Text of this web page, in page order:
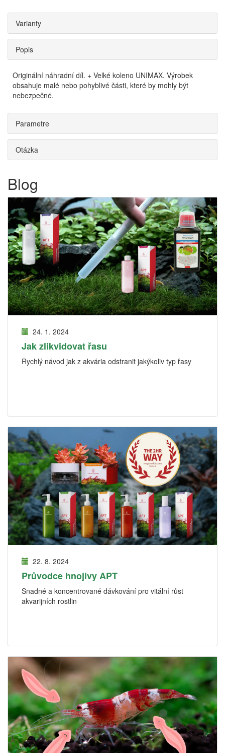
Varianty
Popis
Originální náhradní díl. + Velké koleno UNIMAX. Výrobek
obsahuje malé nebo pohyblivé části, které by mohly být
nebezpečné.
Parametre
Otázka
Blog
24. 1. 2024
Jak zlikvidovat řasu
Rychlý návod jak z akvária odstranit jakýkoliv typ řasy
22. 8. 2024
Průvodce hnojivy APT
Snadné a koncentrované dávkování pro vitální růst
akvarijních rostlin